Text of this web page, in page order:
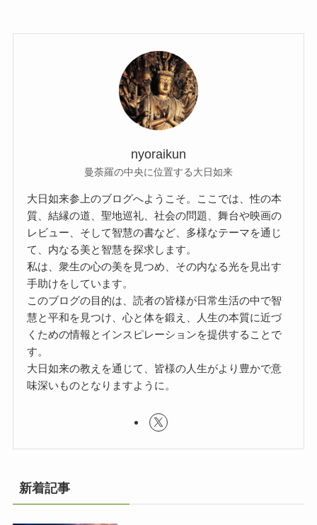
nyoraikun
曼荼羅の中央に位置する大日如来
大日如来参上のブログへようこそ。ここでは、性の本
質、結縁の道、聖地巡礼、社会の問題、舞台や映画の
レビュー、そして智慧の書など、多様なテーマを通じ
て、内なる美と智慧を探求します。
私は、衆生の心の美を見つめ、その内なる光を見出す
手助けをしています。
このブログの目的は、読者の皆様が日常生活の中で智
慧と平和を見つけ、心と体を鍛え、人生の本質に近づ
くための情報とインスピレーションを提供することで
す。
大日如来の教えを通じて、皆様の人生がより豊かで意
味深いものとなりますように。
新着記事